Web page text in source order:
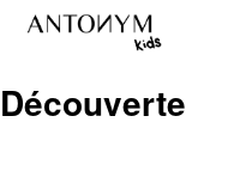
Découverte